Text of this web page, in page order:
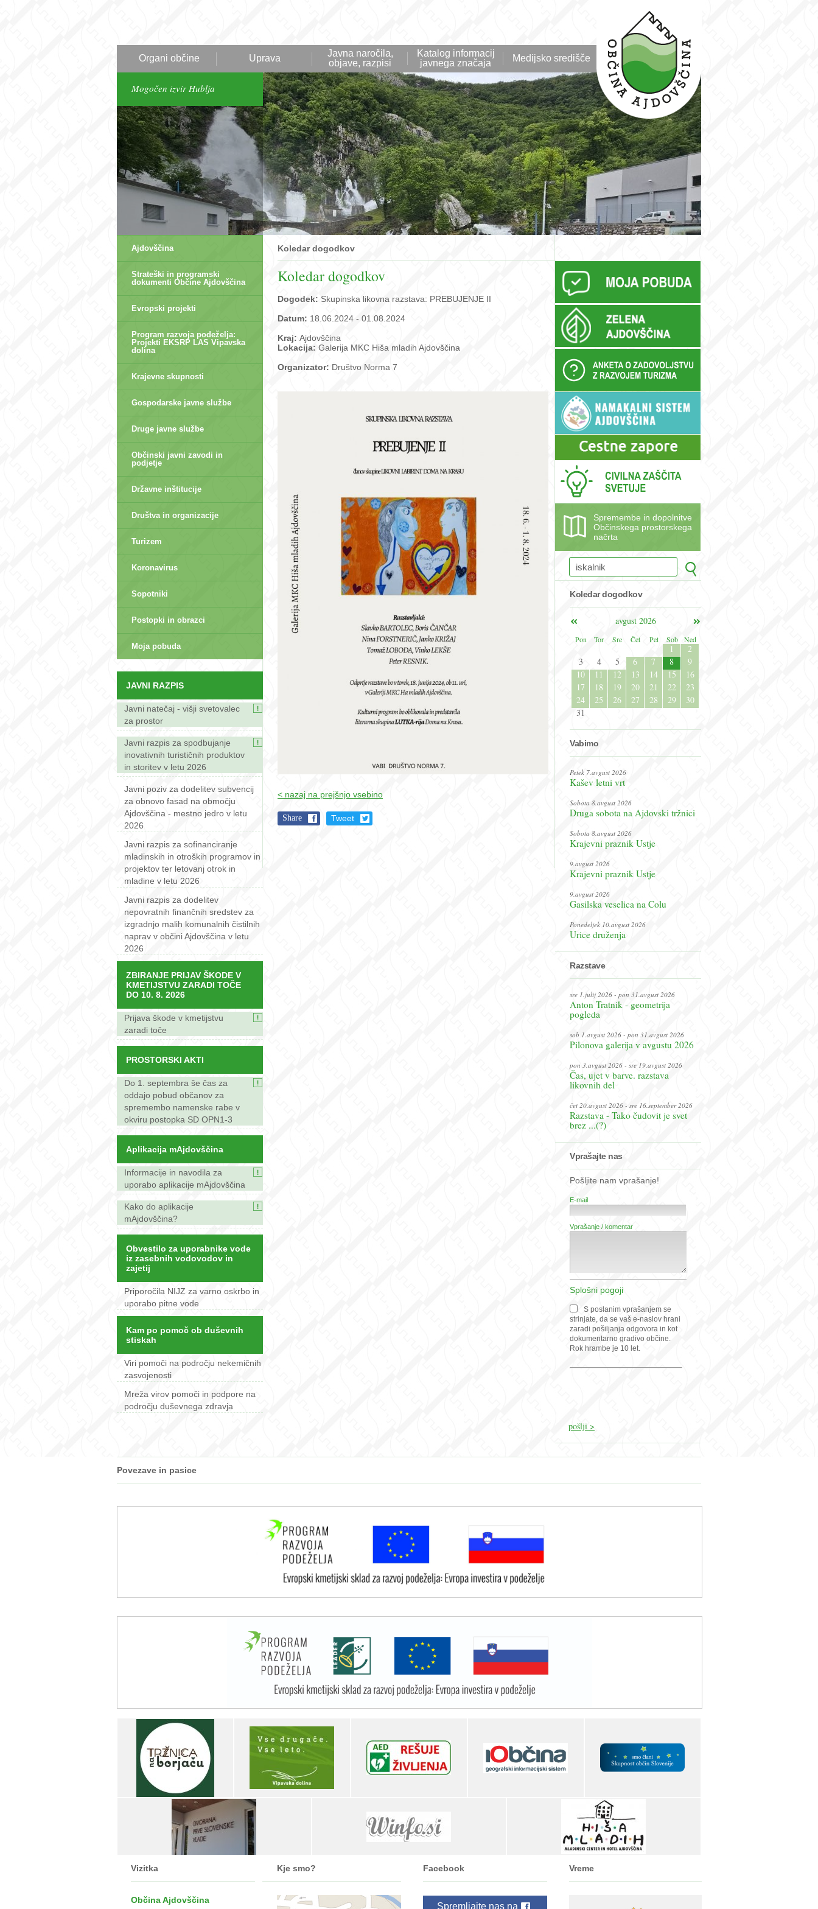
Organi občine Uprava
Javna naročila,
objave, razpisi
Katalog informacij
javnega značaja
Medijsko središče
Mogočen izvir Hublja
Ajdovščina
Strateški in programski
dokumenti Občine Ajdovščina
Evropski projekti
Program razvoja podeželja:
Projekti EKSRP LAS Vipavska
dolina
Krajevne skupnosti
Gospodarske javne službe
Druge javne službe
Občinski javni zavodi in
podjetje
Državne inštitucije
Društva in organizacije
Turizem
Koronavirus
Sopotniki
Postopki in obrazci
Moja pobuda
JAVNI RAZPIS
Javni natečaj - višji svetovalec
za prostor
Javni razpis za spodbujanje
inovativnih turističnih produktov
in storitev v letu 2026
Javni poziv za dodelitev subvencij
za obnovo fasad na območju
Ajdovščina - mestno jedro v letu
2026
Javni razpis za sofinanciranje
mladinskih in otroških programov in
projektov ter letovanj otrok in
mladine v letu 2026
Javni razpis za dodelitev
nepovratnih finančnih sredstev za
izgradnjo malih komunalnih čistilnih
naprav v občini Ajdovščina v letu
2026
ZBIRANJE PRIJAV ŠKODE V
KMETIJSTVU ZARADI TOČE
DO 10. 8. 2026
Prijava škode v kmetijstvu
zaradi toče
PROSTORSKI AKTI
Do 1. septembra še čas za
oddajo pobud občanov za
spremembo namenske rabe v
okviru postopka SD OPN1-3
Aplikacija mAjdovščina
Informacije in navodila za
uporabo aplikacije mAjdovščina
Kako do aplikacije
mAjdovščina?
Obvestilo za uporabnike vode
iz zasebnih vodovodov in
zajetij
Priporočila NIJZ za varno oskrbo in
uporabo pitne vode
Kam po pomoč ob duševnih
stiskah
Viri pomoči na področju nekemičnih
zasvojenosti
Mreža virov pomoči in podpore na
področju duševnega zdravja
Koledar dogodkov
Koledar dogodkov
Dogodek: Skupinska likovna razstava: PREBUJENJE II
Datum: 18.06.2024 - 01.08.2024
Kraj: Ajdovščina
Lokacija: Galerija MKC Hiša mladih Ajdovščina
Organizator: Društvo Norma 7
< nazaj na prejšnjo vsebino
Share Tweet
Spremembe in dopolnitve
Občinskega prostorskega
načrta
Koledar dogodkov
avgust 2026
Pon
Tor Sre Čet Pet Sob Ned
1
2
3
4 5 6 7 8
9
10
11 12 13 14 15
16
17
18 19 20 21 22
23
24
25 26 27 28 29
30
31
Vabimo
Petek 7.avgust 2026
Kašev letni vrt
Sobota 8.avgust 2026
Druga sobota na Ajdovski tržnici
Sobota 8.avgust 2026
Krajevni praznik Ustje
9.avgust 2026
Krajevni praznik Ustje
9.avgust 2026
Gasilska veselica na Colu
Ponedeljek 10.avgust 2026
Urice druženja
Razstave
sre 1.julij 2026 - pon 31.avgust 2026
Anton Tratnik - geometrija
pogleda
sob 1.avgust 2026 - pon 31.avgust 2026
Pilonova galerija v avgustu 2026
pon 3.avgust 2026 - sre 19.avgust 2026
Čas, ujet v barve. razstava
likovnih del
čet 20.avgust 2026 - sre 16.september 2026
Razstava - Tako čudovit je svet
brez ...(?)
Vprašajte nas
Pošljite nam vprašanje!
E-mail
Vprašanje / komentar
Splošni pogoji
S poslanim vprašanjem se
strinjate, da se vaš e-naslov hrani
zaradi pošiljanja odgovora in kot
dokumentarno gradivo občine.
Rok hrambe je 10 let.
Povezave in pasice
Vizitka
Občina Ajdovščina
Kje smo? Facebook
Spremljajte nas na
Vreme